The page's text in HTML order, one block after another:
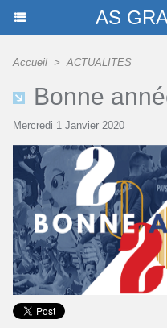
AS
Accueil > ACTUALITES
Bonne
Mercredi 1 Janvier 2020